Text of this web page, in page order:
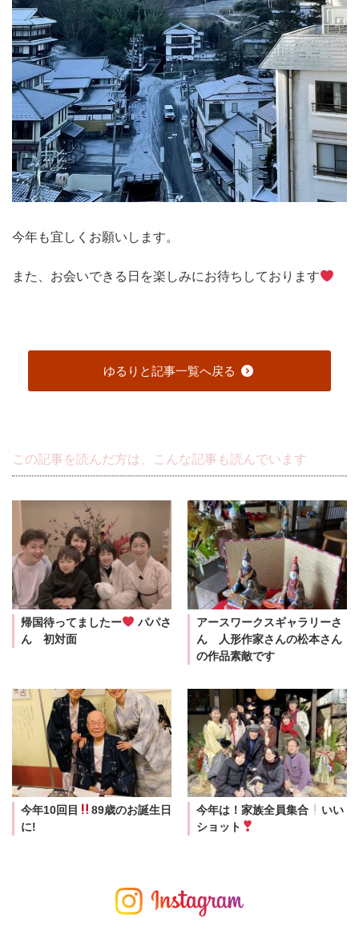
今年も宜しくお願いします。
また、お会いできる日を楽しみにお待ちしております
ゆるりと記事一覧へ戻る
この記事を読んだ方は、こんな記事も読んでいます
帰国待ってましたー
パパさ
ん 初対面
アースワークスギャラリーさ
ん 人形作家さんの松本さん
の作品素敵です
今年10回目
89歳のお誕生日
に!
今年は！家族全員集合
いい
ショット